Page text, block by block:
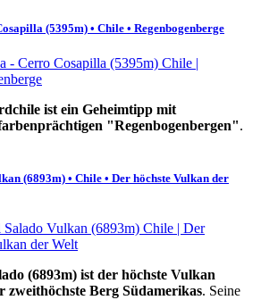
(5395m) • Chile • Regenbogenberge
ist ein Geheimtipp mit
"Regenbogenbergen".
(6893m) • Chile • Der höchste Vulkan der
(6893m) ist der höchste Vulkan
zweithöchste Berg Südamerikas. Seine